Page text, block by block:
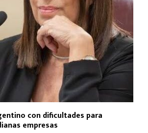
con dificultades para
empresas